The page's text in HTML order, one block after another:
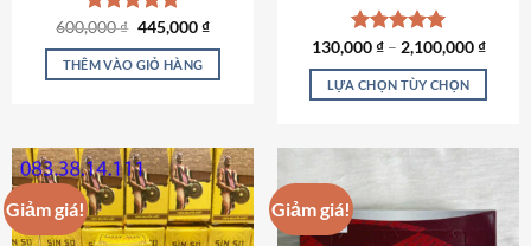
Được xếp
hạng5.00
5 sao
600,000₫ Giá
là:
600,000 ₫.
445,000₫Giá
tại
THÊM VÀO GIỎ HÀNG
Được xếp
hạng5.00
5 sao
130,000₫– 2,100,000₫
LỰA CHỌN TÙY CHỌN
nhiều
biến
Giảm giá! Giảm giá!